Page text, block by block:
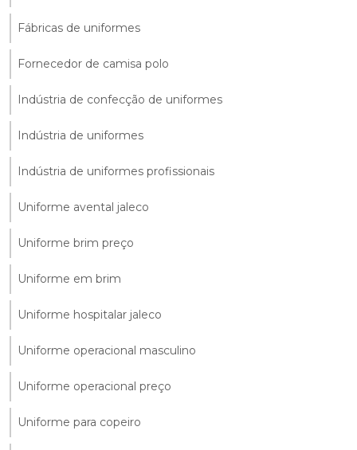
Fábricas de uniformes
Fornecedor de camisa polo
Indústria de confecção de uniformes
Indústria de uniformes
Indústria de uniformes profissionais
Uniforme avental jaleco
Uniforme brim preço
Uniforme em brim
Uniforme hospitalar jaleco
Uniforme operacional masculino
Uniforme operacional preço
Uniforme para copeiro